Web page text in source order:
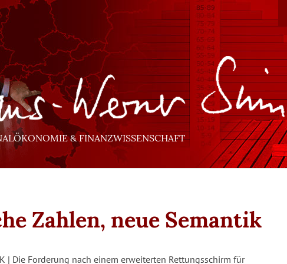
& FINANZWISSENSCHAFT
Zahlen, neue Semantik
| Die Forderung nach einem erweiterten Rettungsschirm für